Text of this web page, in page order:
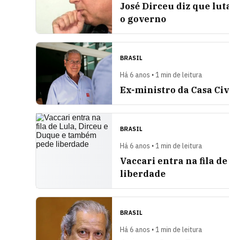
José Dirceu diz que
o governo
BRASIL
Há 6 anos • 1 min de leitura
Ex-ministro da Casa
BRASIL
Há 6 anos • 1 min de leitura
Vaccari entra na fila
liberdade
BRASIL
Há 6 anos • 1 min de leitura